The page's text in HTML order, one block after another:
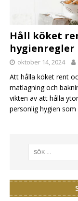
Håll köket
hygienregler
oktober 14, 2024
Att hålla köket rent
matlagning och
vikten av att hålla
personlig hygien